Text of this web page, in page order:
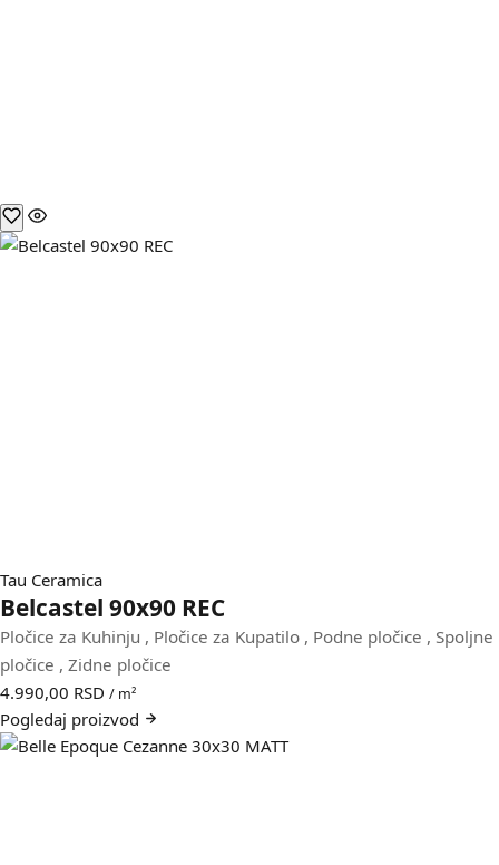
Tau Ceramica
Belcastel 90x90 REC
Pločice za Kuhinju , Pločice za Kupatilo , Podne pločice , Spoljne
pločice , Zidne pločice
4.990,00 RSD / m²
Pogledaj proizvod